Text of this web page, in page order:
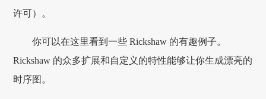
许可）。
你可以在这里看到一些 Rickshaw 的有趣例子。
Rickshaw 的众多扩展和自定义的特性能够让你生成漂亮的
时序图。